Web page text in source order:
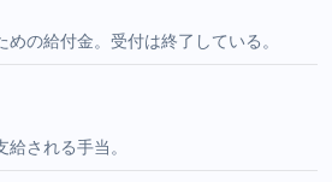
の給付金。受付は終了している。
される手当。